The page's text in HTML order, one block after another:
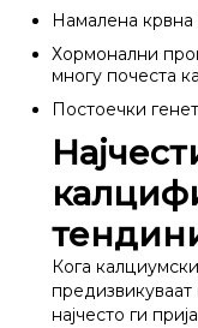
Намалена крвна
Хормонални
многу почеста
Постоечки
Кога
најчесто ги